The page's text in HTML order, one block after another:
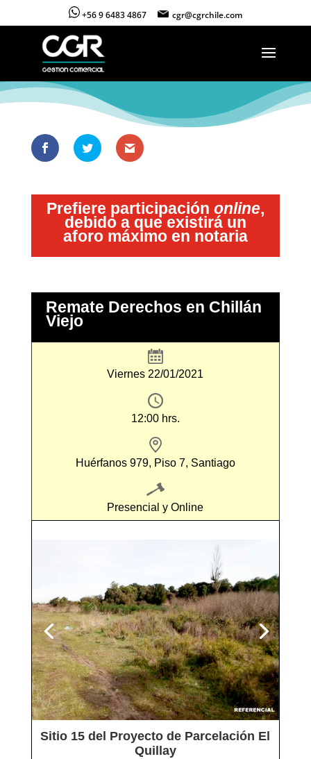
+56 9 6483 4867 cgr@cgrchile.com
Prefiere participación online,
debido a que existirá un
aforo máximo en notaria
Remate Derechos en Chillán
Viejo
Viernes 22/01/2021
12:00 hrs.
Huérfanos 979, Piso 7, Santiago
Presencial y Online
Sitio 15 del Proyecto de Parcelación El
Quillay